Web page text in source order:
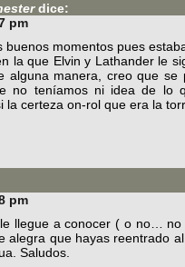
dice:
pm
buenos momentos pues
la que Elvin y Lathander le
alguna manera, creo que
no teníamos ni idea de lo
la certeza on-rol que era la
pm
llegue a conocer ( o no…
alegra que hayas reentrado
Saludos.